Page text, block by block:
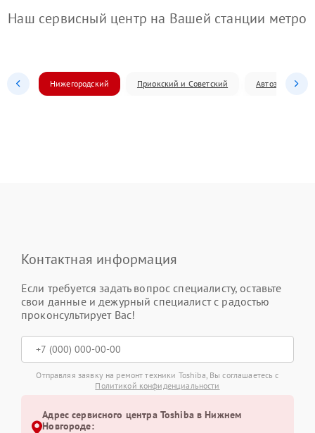
Наш сервисный центр на Вашей станции метро
Нижегородский Приокский и Советский Автозаводский
Контактная информация
Если требуется задать вопрос специалисту, оставьте
свои данные и дежурный специалист с радостью
проконсультирует Вас!
Отправляя заявку на ремонт техники Toshiba, Вы соглашаетесь с
Политикой конфиденциальности
Адрес сервисного центра Toshiba в Нижнем
Новгороде: